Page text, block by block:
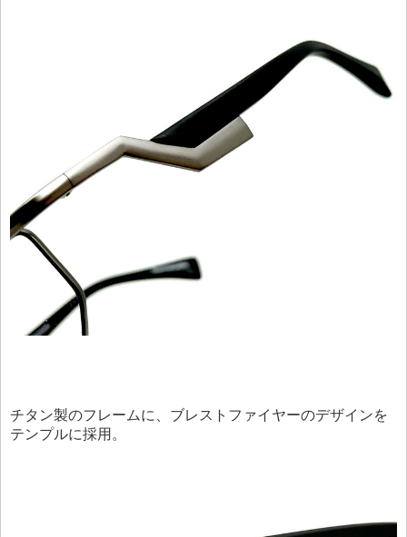
チタン製のフレームに、ブレストファイヤーのデザインを
テンプルに採用。